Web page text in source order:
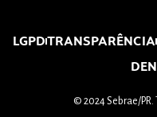
LGPDTRANSPARÊNCIA
© 2024 Sebrae/